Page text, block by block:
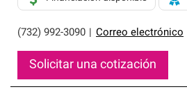
(732) 992-3090 Correo electrónico
Solicitar una cotización